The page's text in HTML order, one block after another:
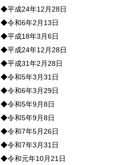
◆平成24年12月28日
◆令和6年2月13日
◆平成18年3月6日
◆平成24年12月28日
◆平成31年2月28日
◆令和5年3月31日
◆令和6年3月29日
◆令和5年9月8日
◆令和5年9月8日
◆令和7年5月26日
◆令和7年3月31日
◆令和元年10月21日